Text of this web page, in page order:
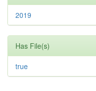
2019
Has File(s)
true